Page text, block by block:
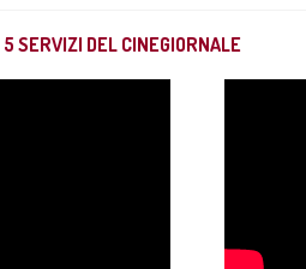
5 SERVIZI DEL CINEGIORNALE